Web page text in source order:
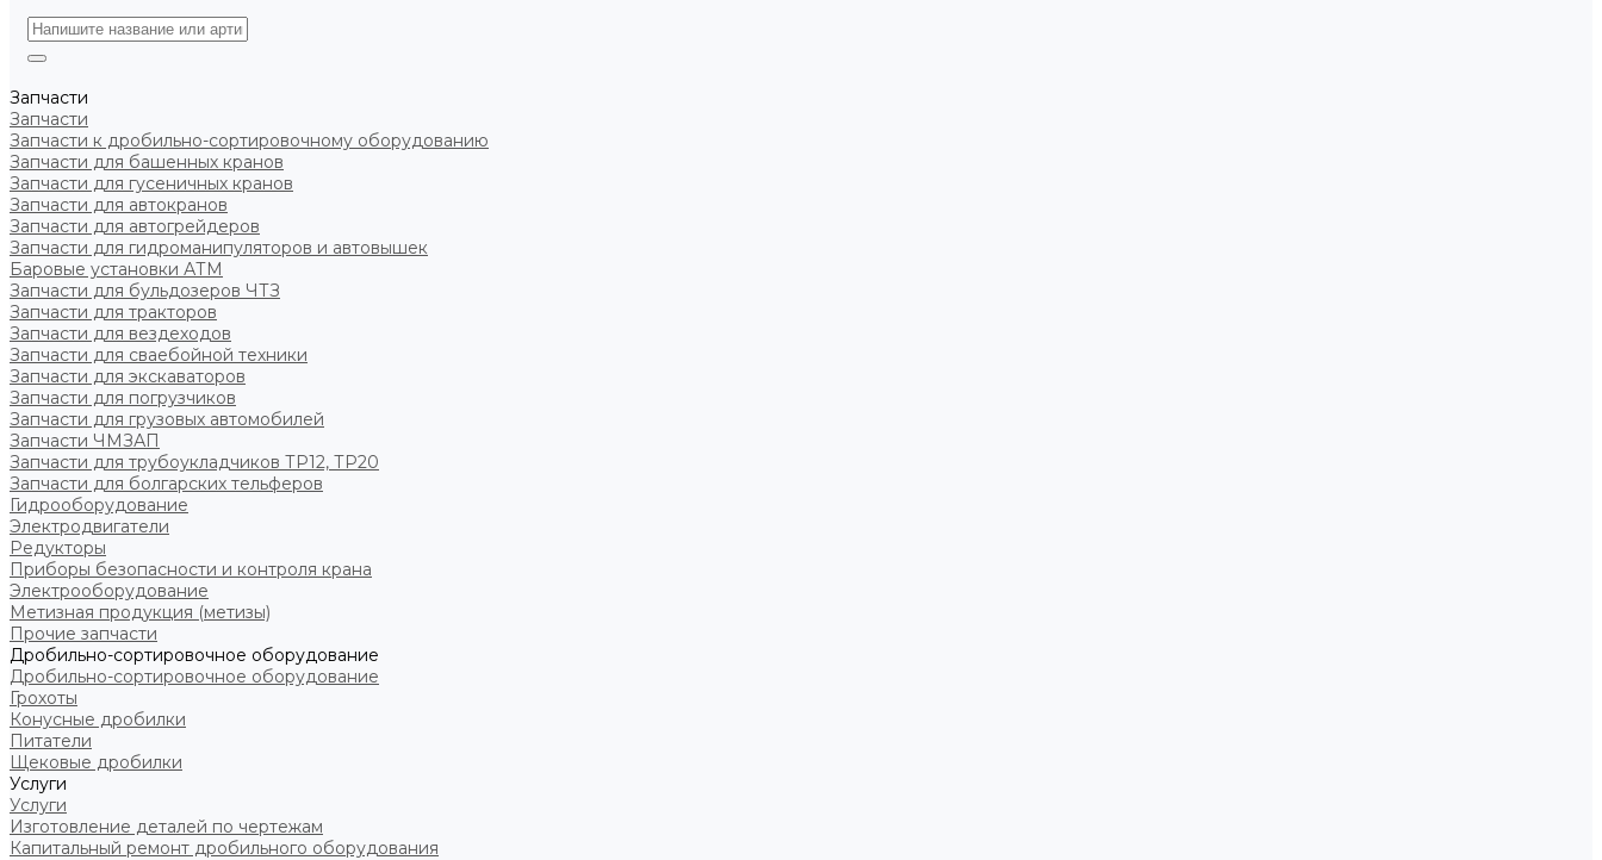
Запчасти
Запчасти
Запчасти к дробильно-сортировочному оборудованию
Запчасти для башенных кранов
Запчасти для гусеничных кранов
Запчасти для автокранов
Запчасти для автогрейдеров
Запчасти для гидроманипуляторов и автовышек
Баровые установки АТМ
Запчасти для бульдозеров ЧТЗ
Запчасти для тракторов
Запчасти для вездеходов
Запчасти для сваебойной техники
Запчасти для экскаваторов
Запчасти для погрузчиков
Запчасти для грузовых автомобилей
Запчасти ЧМЗАП
Запчасти для трубоукладчиков ТР12, ТР20
Запчасти для болгарских тельферов
Гидрооборудование
Электродвигатели
Редукторы
Приборы безопасности и контроля крана
Электрооборудование
Метизная продукция (метизы)
Прочие запчасти
Дробильно-сортировочное оборудование
Дробильно-сортировочное оборудование
Грохоты
Конусные дробилки
Питатели
Щековые дробилки
Услуги
Услуги
Изготовление деталей по чертежам
Капитальный ремонт дробильного оборудования